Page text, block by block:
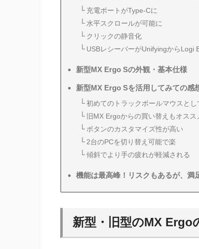
充電ポートがType-Cに
水平スクロールが可能に
クリックの静音化
USBレシーバーがUnifyingからLogi
新型MX Ergo Sの外観・基本仕様
新型MX Ergo Sを活用してみての感
初めてのトラックボールマウスと
旧MX Ergoからの買い替えもオスス
ボタンのカスタマイズ性が高い
2台のPCを切り替え可能で楽
傾斜でより手の疲れが軽減される
機能は最高峰！リスクもあるが、満
新型・旧型のMX Ergo